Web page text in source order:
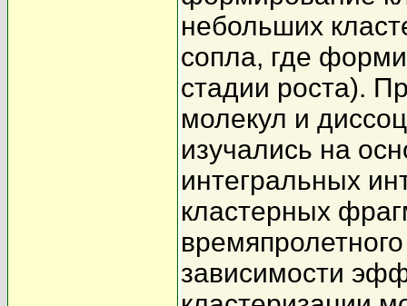
небольших
сопла, где
стадии роста).
молекул и
изучались на
интегральных
кластерных
зависимости